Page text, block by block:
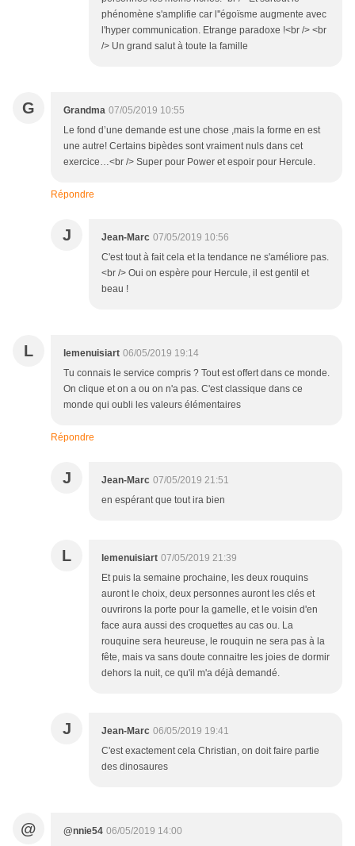
phénomène s'amplifie car l''égoïsme augmente avec
l'hyper communication. Etrange paradoxe !<br /> <br
/> Un grand salut à toute la famille
G Grandma 07/05/2019 10:55
Le fond d’une demande est une chose ,mais la forme en est
une autre! Certains bipèdes sont vraiment nuls dans cet
exercice…<br /> Super pour Power et espoir pour Hercule.
Répondre
J Jean-Marc 07/05/2019 10:56
C'est tout à fait cela et la tendance ne s'améliore pas.
<br /> Oui on espère pour Hercule, il est gentil et
beau !
L lemenuisiart 06/05/2019 19:14
Tu connais le service compris ? Tout est offert dans ce monde.
On clique et on a ou on n'a pas. C'est classique dans ce
monde qui oubli les valeurs élémentaires
Répondre
J Jean-Marc 07/05/2019 21:51
en espérant que tout ira bien
L lemenuisiart 07/05/2019 21:39
Et puis la semaine prochaine, les deux rouquins
auront le choix, deux personnes auront les clés et
ouvrirons la porte pour la gamelle, et le voisin d'en
face aura aussi des croquettes au cas ou. La
rouquine sera heureuse, le rouquin ne sera pas à la
fête, mais va sans doute connaitre les joies de dormir
dehors la nuit, ce qu'il m'a déjà demandé.
J Jean-Marc 06/05/2019 19:41
C'est exactement cela Christian, on doit faire partie
des dinosaures
@ @nnie54 06/05/2019 14:00